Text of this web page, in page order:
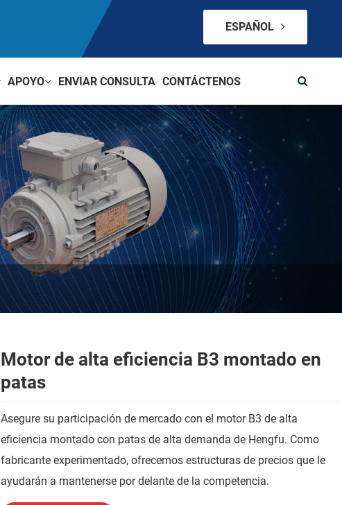
ESPAÑOL
APOYO ENVIAR CONSULTA CONTÁCTENOS
Motor de alta eficiencia B3 montado en
patas
Asegure su participación de mercado con el motor B3 de alta
eficiencia montado con patas de alta demanda de Hengfu. Como
fabricante experimentado, ofrecemos estructuras de precios que le
ayudarán a mantenerse por delante de la competencia.